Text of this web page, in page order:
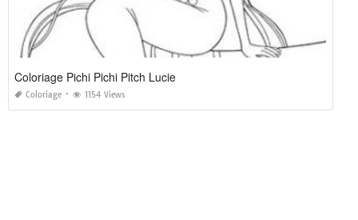
Coloriage Pichi Pichi Pitch Lucie
Coloriage 1154 Views